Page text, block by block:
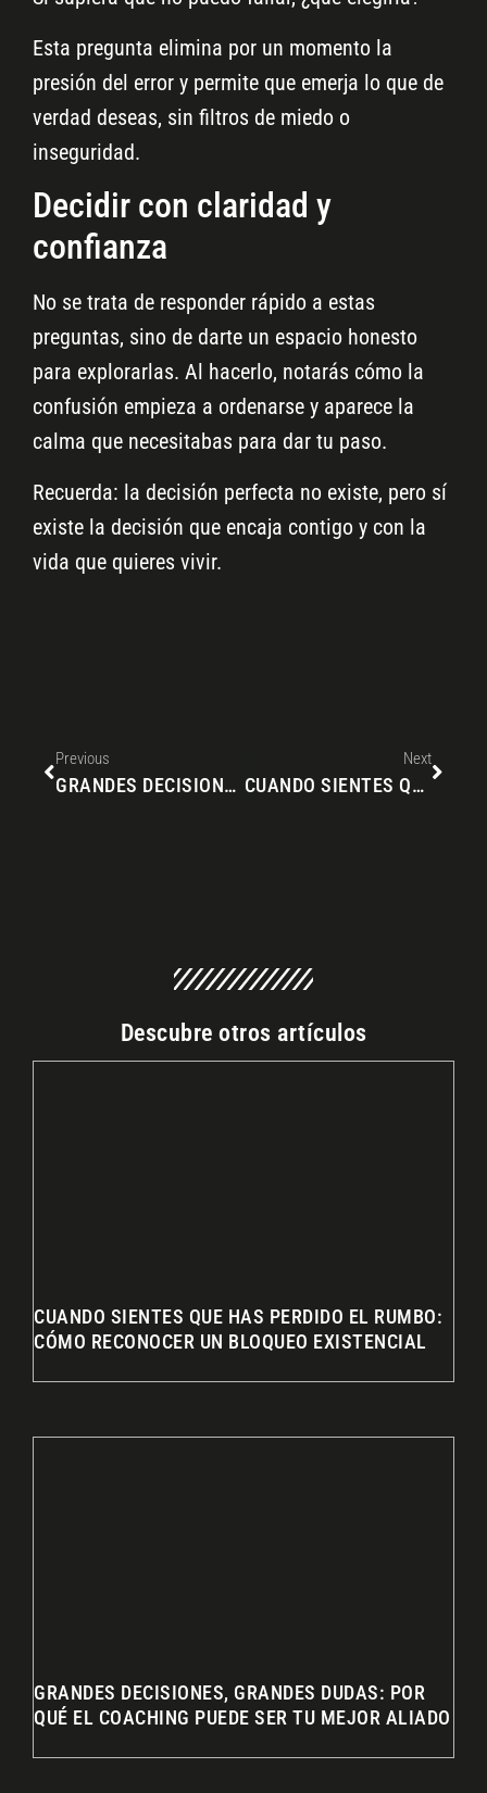
Esta pregunta elimina por un momento la
presión del error y permite que emerja lo que de
verdad deseas, sin filtros de miedo o
inseguridad.
Decidir con claridad y
confianza
No se trata de responder rápido a estas
preguntas, sino de darte un espacio honesto
para explorarlas. Al hacerlo, notarás cómo la
confusión empieza a ordenarse y aparece la
calma que necesitabas para dar tu paso.
Recuerda: la decisión perfecta no existe, pero sí
existe la decisión que encaja contigo y con la
vida que quieres vivir.
Previous
GRANDES DECISIONES, GRANDES DUDAS: POR QUÉ EL COACHING PUEDE SER TU MEJOR ALIADO
Next
CUANDO SIENTES QUE HAS PERDIDO EL RUMBO: CÓMO RECONOCER UN BLOQUEO EXISTENCIAL
Descubre otros artículos
CUANDO SIENTES QUE HAS PERDIDO EL RUMBO:
CÓMO RECONOCER UN BLOQUEO EXISTENCIAL
GRANDES DECISIONES, GRANDES DUDAS: POR
QUÉ EL COACHING PUEDE SER TU MEJOR ALIADO